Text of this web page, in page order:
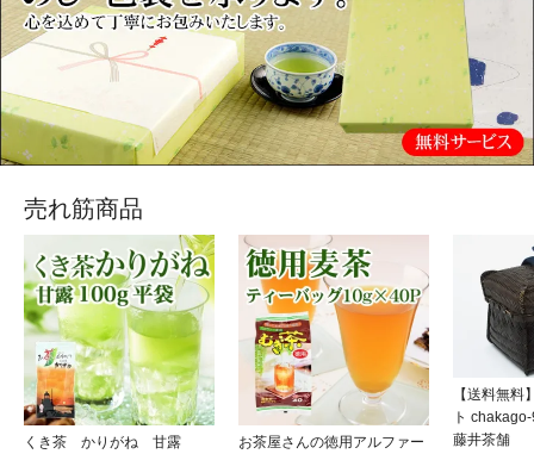
売れ筋商品
くき茶 かりがね 甘露
お茶屋さんの徳用アルファー
【送料無料
ト
藤井茶舗